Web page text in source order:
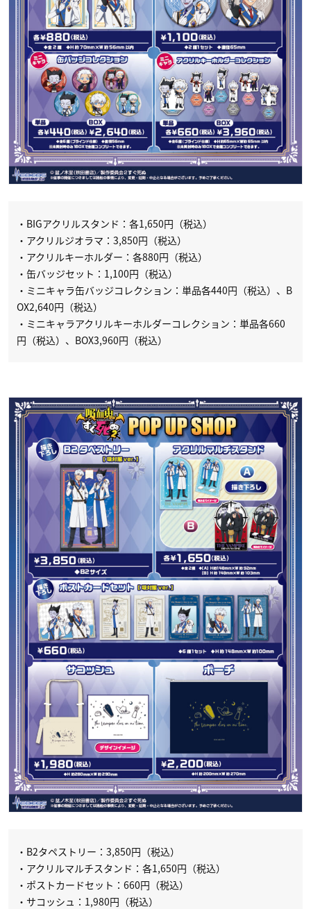
・BIGアクリルスタンド：各1,650円（税込）
・アクリルジオラマ：3,850円（税込）
・アクリルキーホルダー：各880円（税込）
・缶バッジセット：1,100円（税込）
・ミニキャラ缶バッジコレクション：単品各440円（税込）、B
OX2,640円（税込）
・ミニキャラアクリルキーホルダーコレクション：単品各660
円（税込）、BOX3,960円（税込）
・B2タペストリー：3,850円（税込）
・アクリルマルチスタンド：各1,650円（税込）
・ポストカードセット：660円（税込）
・サコッシュ：1,980円（税込）